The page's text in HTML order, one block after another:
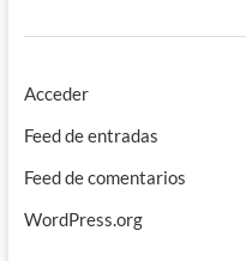
Acceder
Feed de entradas
Feed de comentarios
WordPress.org